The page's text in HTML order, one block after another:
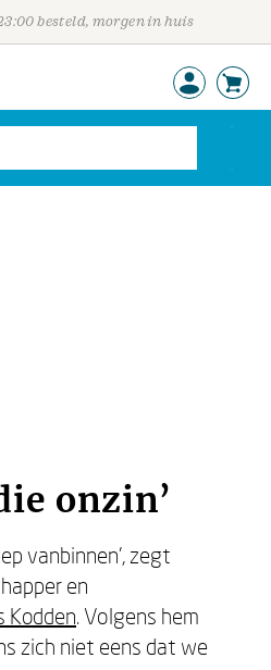
besteld, morgen in huis
onzin’
vanbinnen', zegt
en
Kodden. Volgens hem
zich niet eens dat we